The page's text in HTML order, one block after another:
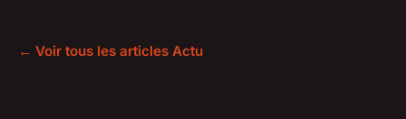
← Voir tous les articles Actu